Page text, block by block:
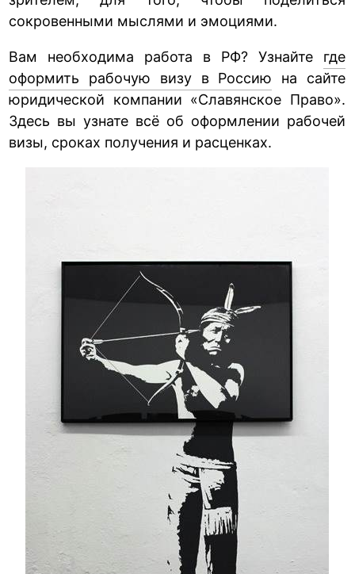
сокровенными мыслями и эмоциями.
Вам необходима работа в РФ? Узнайте где
оформить рабочую визу в Россию на сайте
юридической компании «Славянское Право».
Здесь вы узнате всё об оформлении рабочей
визы, сроках получения и расценках.